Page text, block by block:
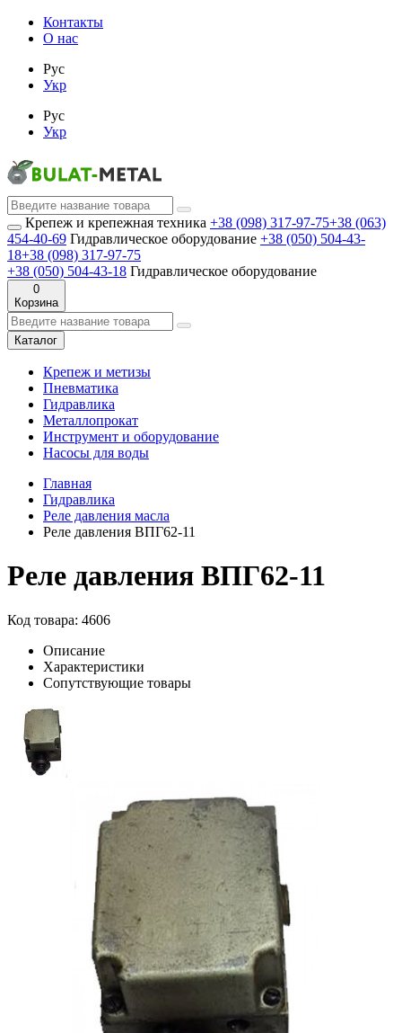
Контакты
О нас
Рус
Укр
Рус
Укр
Крепеж и крепежная техника +38 (098) 317-97-75+38 (063)
454-40-69 Гидравлическое оборудование +38 (050) 504-43-
18+38 (098) 317-97-75
+38 (050) 504-43-18 Гидравлическое оборудование
0
Корзина
Каталог
Крепеж и метизы
Пневматика
Гидравлика
Металлопрокат
Инструмент и оборудование
Насосы для воды
Главная
Гидравлика
Реле давления масла
Реле давления ВПГ62-11
Реле давления ВПГ62-11
Код товара: 4606
Описание
Характеристики
Сопутствующие товары